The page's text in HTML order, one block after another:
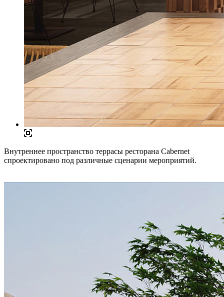
Внутреннее пространство террасы ресторана Cabernet
спроектировано под различные сценарии мероприятий.